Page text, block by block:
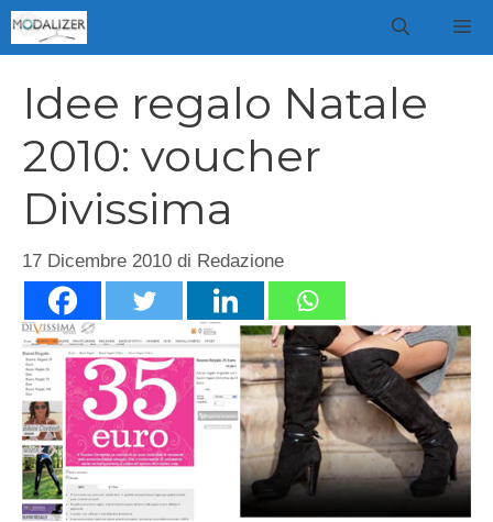
Vai
al
Idee regalo Natale
2010: voucher
Divissima
17 Dicembre 2010 di Redazione